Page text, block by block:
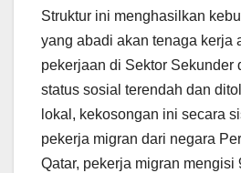
Struktur ini menghasilkan
yang abadi akan tenaga kerja
pekerjaan di Sektor Sekunder
status sosial terendah dan
lokal, kekosongan ini secara
pekerja migran dari negara
Qatar, pekerja migran mengisi